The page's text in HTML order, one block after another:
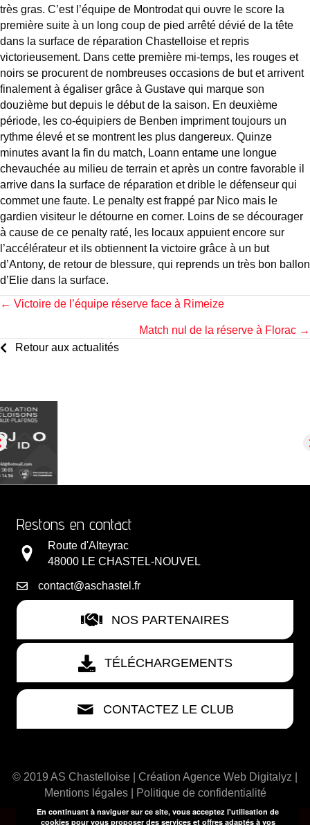
très gras. C’est l’équipe de Montrodat qui ouvre le score la
première suite à un long coup de pied arrêté dévié de la tête
dans la surface de réparation Chastelloise et repris
victorieusement. Dans cette première mi-temps, les rouges et
noirs se procurent de nombreuses occasions de but et arrivent
finalement à égaliser grâce à Gustave qui marque son
douzième but depuis le début de la saison. En deuxième
période, les co-équipiers de Benben impriment toujours un
rythme élevé et se montrent les plus dangereux. Quinze
minutes avant la fin du match, Loann entame une longue
chevauchée au milieu de terrain et après un contre favorable il
arrive dans la surface de réparation et drible le défenseur qui
commet une faute. Le penalty est frappé par Nico mais le
gardien visiteur le détourne en corner. Loins de se décourager
à cause de ce penalty raté, les locaux appuient encore sur
l’accélérateur et ils obtiennent la victoire grâce à un but
d’Antony, de retour de blessure, qui reprends un très bon ballon
d’Elie dans la surface.
Posts
navigation
← Victoire de l’équipe réserve face à Rimeize
Match nul de la réserve à Florac →
Retour aux actualités
Restons en contact
Route d'Alteyrac
48000 LE CHASTEL-NOUVEL
contact@aschastel.fr
NOS PARTENAIRES
TÉLÉCHARGEMENTS
CONTACTEZ LE CLUB
© 2019 AS Chastelloise | Création Agence Web Digitalyz
Mentions légales| Politique de confidentialité
En continuant à naviguer sur ce site, vous acceptez l'utilisation de
cookies pour vous proposer des services et offres adaptés à vos